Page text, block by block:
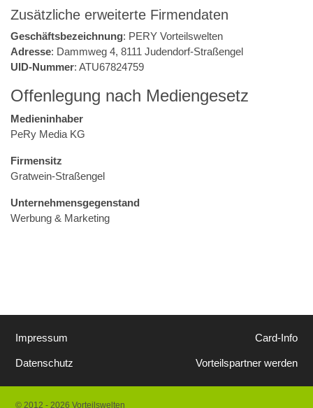
Zusätzliche erweiterte Firmendaten
Geschäftsbezeichnung: PERY Vorteilswelten
Adresse: Dammweg 4, 8111 Judendorf-Straßengel
UID-Nummer: ATU67824759
Offenlegung nach Mediengesetz
Medieninhaber
PeRy Media KG
Firmensitz
Gratwein-Straßengel
Unternehmensgegenstand
Werbung & Marketing
Impressum
Datenschutz
Card-Info
Vorteilspartner werden
© 2012 - 2026 Vorteilswelten